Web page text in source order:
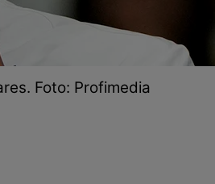
Foto: Profimedia